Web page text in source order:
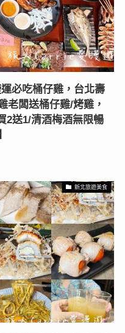
必吃桶仔雞，台北壽
老闆送桶仔雞/烤雞，
2送1/清酒梅酒無限暢
新北旅遊美食